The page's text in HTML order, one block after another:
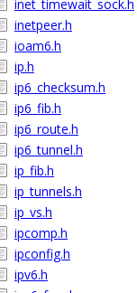
inet_timewait_sock.h
inetpeer.h
ioam6.h
ip.h
ip6_checksum.h
ip6_fib.h
ip6_route.h
ip6_tunnel.h
ip_fib.h
ip_tunnels.h
ip_vs.h
ipcomp.h
ipconfig.h
ipv6.h